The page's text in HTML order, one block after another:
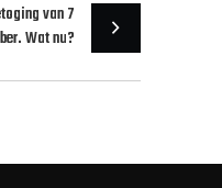
van 7
Wat nu?